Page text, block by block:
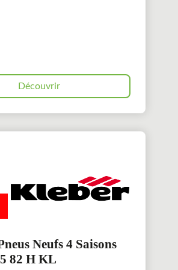
Découvrir
Neufs 4 Saisons
82 H KL